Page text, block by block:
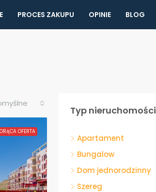
PROCES ZAKUPU OPINIE BLOG
OFERTA
Typ nieruchomości
Apartament
Bungalow
Dom jednorodzinny
Szereg